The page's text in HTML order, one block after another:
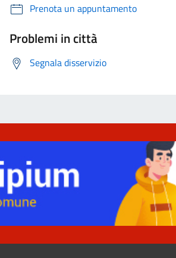
Prenota un appuntamento
Problemi in città
Segnala disservizio